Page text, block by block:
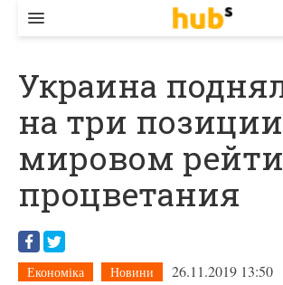
ЕКОНОМІКА
БІЗНЕС
СТАРТЕР
КОНТАКТИ
Украина
на три
мировом
процветания
Економіка Новини 26.11.2019 13:50